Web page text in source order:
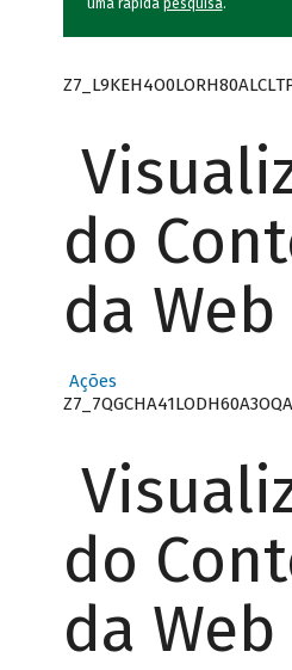
uma rápida pesquisa.
do
da Web
Ações
do
da Web